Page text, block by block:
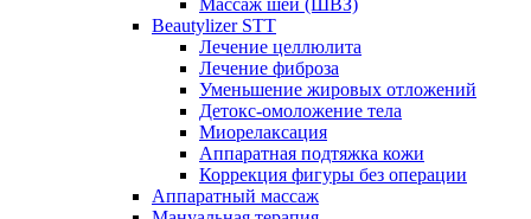
Массаж шеи (ШВЗ)
Beautylizer STT
Лечение целлюлита
Лечение фиброза
Уменьшение жировых отложений
Детокс-омоложение тела
Миорелаксация
Аппаратная подтяжка кожи
Коррекция фигуры без операции
Аппаратный массаж